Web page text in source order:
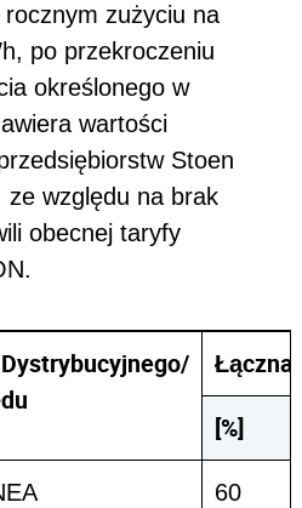
zużyciu na
po przekroczeniu
określonego w
wartości
Stoen
względu na brak
obecnej taryfy
Łączna
[%]
60